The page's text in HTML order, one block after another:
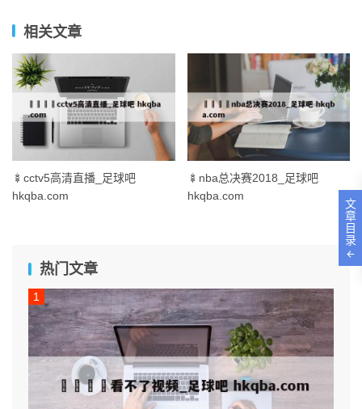
相关文章
🍢cctv5高清直播_足球吧
hkqba.com
🍢nba总决赛2018_足球吧
hkqba.com
热门文章
文
章
目
录